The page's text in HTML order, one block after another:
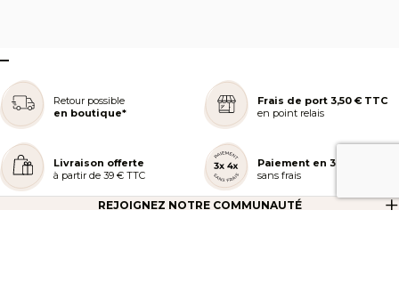
–
Retour possible
en boutique*
Frais de port 3,50 € TTC
en point relais
Livraison offerte
à partir de 39 € TTC
Paiement en 3 ou 4x
sans frais
REJOIGNEZ NOTRE COMMUNAUTÉ